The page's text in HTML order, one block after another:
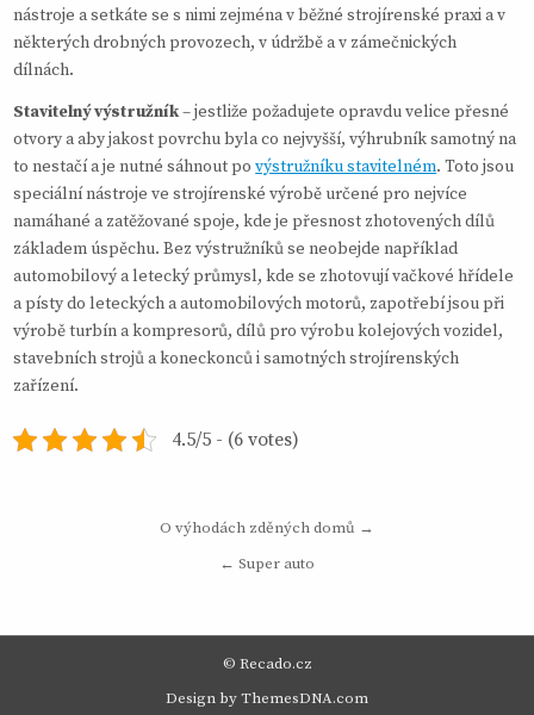
nástroje a setkáte se s nimi zejména v běžné strojírenské praxi a v
některých drobných provozech, v údržbě a v zámečnických
dílnách.
Stavitelný výstružník– jestliže požadujete opravdu velice přesné
otvory a aby jakost povrchu byla co nejvyšší, výhrubník samotný na
to nestačí a je nutné sáhnout povýstružníku stavitelném. Toto jsou
speciální nástroje ve strojírenské výrobě určené pro nejvíce
namáhané a zatěžované spoje, kde je přesnost zhotovených dílů
základem úspěchu. Bez výstružníků se neobejde například
automobilový a letecký průmysl, kde se zhotovují vačkové hřídele
a písty do leteckých a automobilových motorů, zapotřebí jsou při
výrobě turbín a kompresorů, dílů pro výrobu kolejových vozidel,
stavebních strojů a koneckonců i samotných strojírenských
zařízení.
4.5/5 - (6 votes)
O výhodách zděných domů →
← Super auto
© Recado.cz
Design by ThemesDNA.com